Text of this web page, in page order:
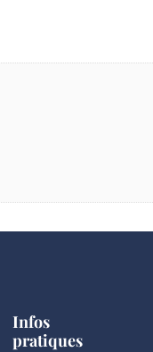
Infos
pratiques